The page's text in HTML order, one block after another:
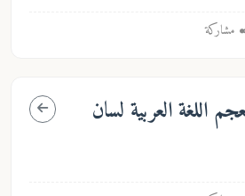
مشاركة
اللغة العربية لسان